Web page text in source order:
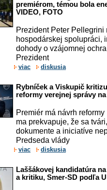
premiérom, témou bola
VIDEO, FOTO
Prezident Peter
hospodárskej spolupráci,
dohody o vzájomnej
Prezident
viac diskusia
Rybníček a Viskupič
reformy verejnej správy
Premiér má návrh
ma prekvapuje, že sa
dokumente a iniciatíve
Predseda vlády
viac diskusia
Laššákovej kandidatúra
a kritiku, Smer-SD podľa